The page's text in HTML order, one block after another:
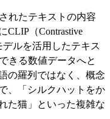
れたテキストの内容
CLIP（Contrastive
デルを活用したテキス
きる数値データへと
の羅列ではなく、概念
、「シルクハットをか
た猫」といった複雑な